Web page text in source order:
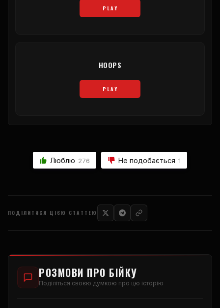
PLAY
HOOPS
PLAY
Люблю 276 Не подобається 1
ПОДІЛИТИСЯ ЦІЄЮ СТАТТЕЮ
РОЗМОВИ ПРО БІЙКУ
Поділіться своєю думкою про цю історію